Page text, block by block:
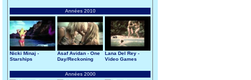
Années 2010
Nicki Minaj -
Starships
Asaf Avidan - One
Day/Reckoning
Lana Del Rey -
Video Games
Années 2000